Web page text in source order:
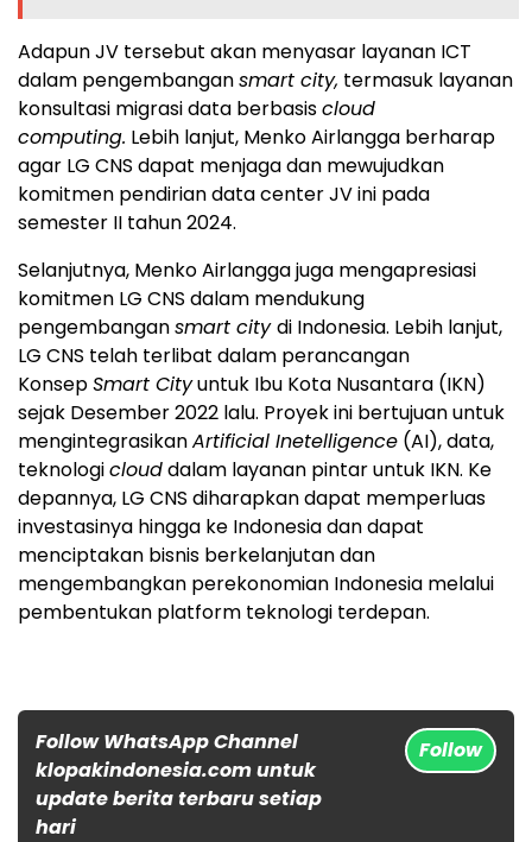
Adapun JV tersebut akan menyasar layanan ICT
dalam pengembangansmart city, termasuk layanan
konsultasi migrasi data berbasiscloud
computing. Lebih lanjut, Menko Airlangga berharap
agar LG CNS dapat menjaga dan mewujudkan
komitmen pendirian data center JV ini pada
semester II tahun 2024.
Selanjutnya, Menko Airlangga juga mengapresiasi
komitmen LG CNS dalam mendukung
pengembangansmart citydi Indonesia. Lebih lanjut,
LG CNS telah terlibat dalam perancangan
KonsepSmart Cityuntuk Ibu Kota Nusantara (IKN)
sejak Desember 2022 lalu. Proyek ini bertujuan untuk
mengintegrasikanArtificial Inetelligence (AI), data,
teknologiclouddalam layanan pintar untuk IKN. Ke
depannya, LG CNS diharapkan dapat memperluas
investasinya hingga ke Indonesia dan dapat
menciptakan bisnis berkelanjutan dan
mengembangkan perekonomian Indonesia melalui
pembentukan platform teknologi terdepan.
Follow WhatsApp Channel
klopakindonesia.com untuk
update berita terbaru setiap
hari
Follow